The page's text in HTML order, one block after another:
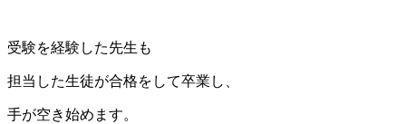
受験を経験した先生も
担当した生徒が合格をして卒業し、
手が空き始めます。